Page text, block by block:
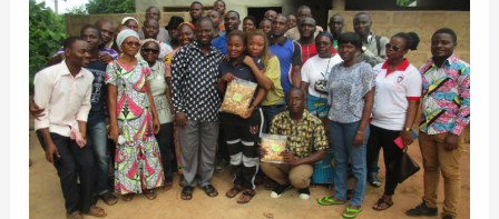
fierté
et
l’espoir
d’une
Afrique
digne